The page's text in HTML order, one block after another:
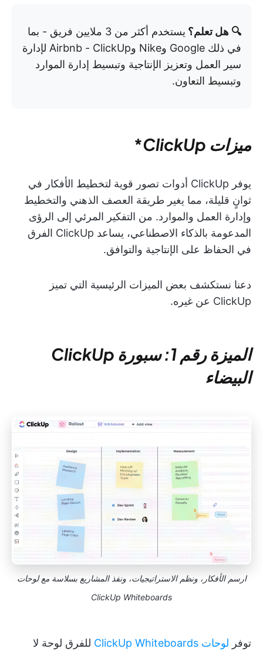
🔍 هل تعلم؟
يستخدم أكثر من 3 ملايين فريق - بما
في ذلك Google وNike وAirbnb - ClickUp لإدارة
سير العمل وتعزيز الإنتاجية وتبسيط إدارة الموارد
وتبسيط التعاون.
ميزات ClickUp
*
يوفر ClickUp أدوات تصور قوية لتخطيط الأفكار في
ثوانٍ قليلة، مما يغير طريقة العصف الذهني والتخطيط
وإدارة العمل والموارد. من التفكير المرئي إلى الرؤى
المدعومة بالذكاء الاصطناعي، يساعد ClickUp الفرق
في الحفاظ على الإنتاجية والتوافق.
دعنا نستكشف بعض الميزات الرئيسية التي تميز
ClickUp عن غيره.
الميزة رقم 1: سبورة ClickUp
البيضاء
ارسم الأفكار، ونظم الاستراتيجيات، ونفذ المشاريع بسلاسة مع لوحات
ClickUp Whiteboards
توفر لوحات ClickUp Whiteboards للفرق لوحة لا